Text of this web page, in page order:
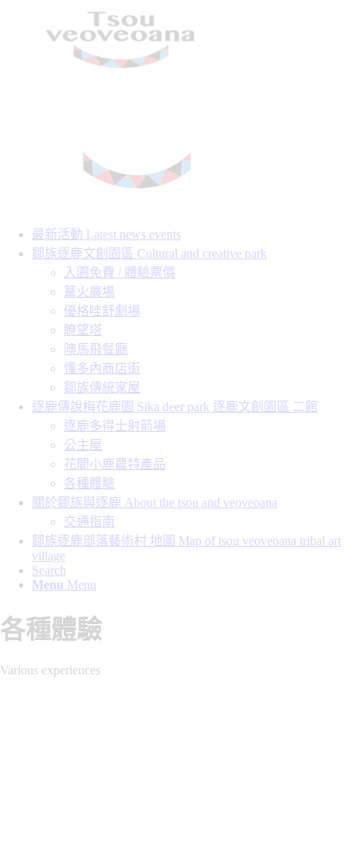
最新活動 Latest news events
鄒族逐鹿文創園區 Cultural and creative park
入園免費 / 體驗票價
篝火廣場
優格哇舒劇場
瞭望塔
噢馬飛餐廳
懂多內商店街
鄒族傳統家屋
逐鹿傳說梅花鹿園 Sika deer park 逐鹿文創園區 二館
逐鹿多得士射箭場
公主屋
花間小鹿農特產品
各種體驗
關於鄒族與逐鹿 About the tsou and veoveoana
交通指南
鄒族逐鹿部落藝術村 地圖 Map of tsou veoveoana tribal art
village
Search
Menu Menu
各種體驗
Various experiences